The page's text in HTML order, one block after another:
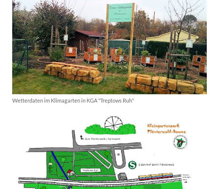
Wetterdaten im Klimagarten in KGA "Treptows Ruh"